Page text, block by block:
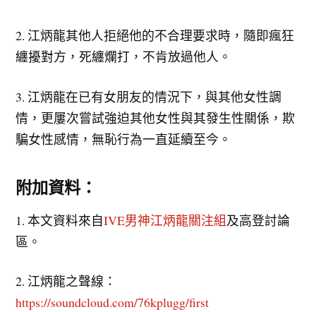
2. 江炳龍其他人拒絕他的不合理要求時，隨即瘋狂
纏擾對方，死纏爛打，不肯放過他人。
3. 江炳龍在已有女朋友的情況下，與其他女性調
情，更屢次嘗試強迫其他女性與其發生性關係，欺
騙女性感情，無恥行為一直延續至今。
附加資料：
1. 本文資料來自IVE男神江炳龍關注組及高登討論
區。
2. 江炳龍之聲線：
https://soundcloud.com/76kplugg/first